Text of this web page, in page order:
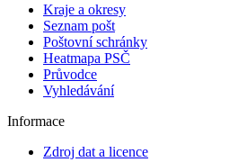
Kraje a okresy
Seznam pošt
Poštovní schránky
Heatmapa PSČ
Průvodce
Vyhledávání
Informace
Zdroj dat a licence